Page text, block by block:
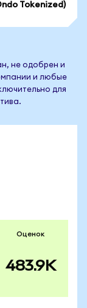
Tokenized)
не одобрен и
и любые
для
Оценок
483.9K